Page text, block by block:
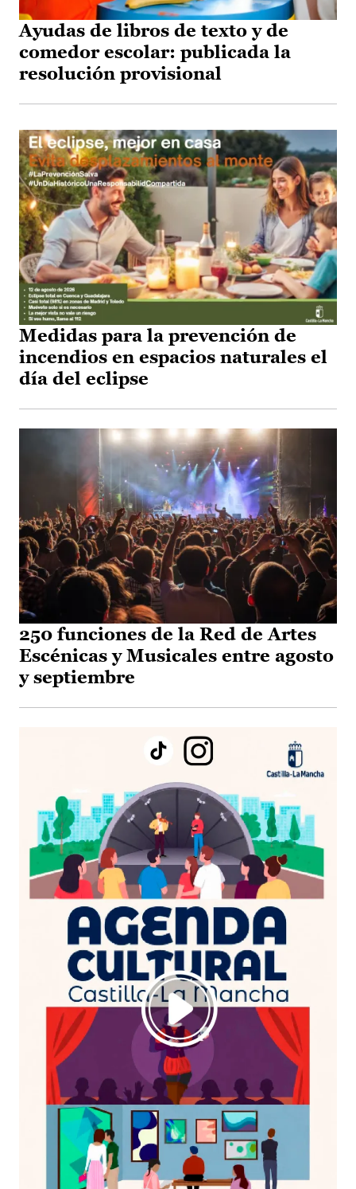
Ayudas de libros de texto y de
comedor escolar: publicada la
resolución provisional
Medidas para la prevención de
incendios en espacios naturales el
día del eclipse
250 funciones de la Red de Artes
Escénicas y Musicales entre agosto
y septiembre